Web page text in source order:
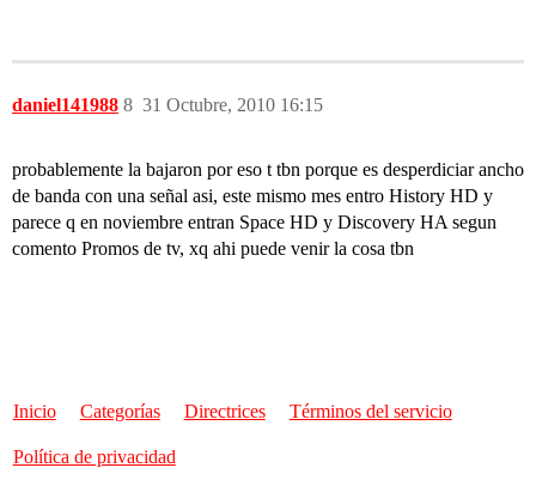
daniel141988 31 Octubre, 2010 16:15
8
probablemente la bajaron por eso t tbn porque es desperdiciar ancho
de banda con una señal asi, este mismo mes entro History HD y
parece q en noviembre entran Space HD y Discovery HA segun
comento Promos de tv, xq ahi puede venir la cosa tbn
Inicio Categorías Directrices Términos del servicio
Política de privacidad